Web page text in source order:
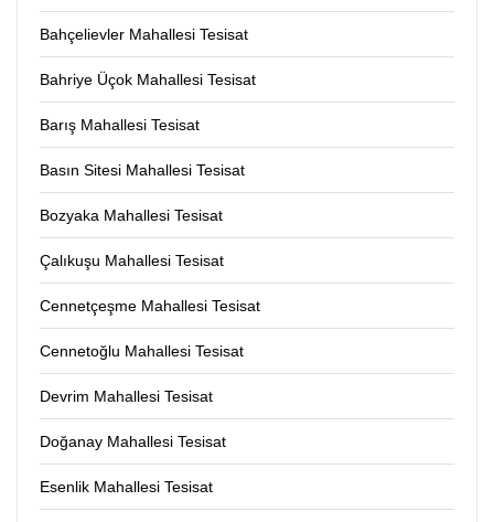
Bahçelievler Mahallesi Tesisat
Bahriye Üçok Mahallesi Tesisat
Barış Mahallesi Tesisat
Basın Sitesi Mahallesi Tesisat
Bozyaka Mahallesi Tesisat
Çalıkuşu Mahallesi Tesisat
Cennetçeşme Mahallesi Tesisat
Cennetoğlu Mahallesi Tesisat
Devrim Mahallesi Tesisat
Doğanay Mahallesi Tesisat
Esenlik Mahallesi Tesisat